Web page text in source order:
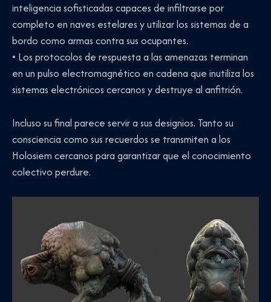
inteligencia sofisticadas capaces de infiltrarse por
completo en naves estelares y utilizar los sistemas de a
bordo como armas contra sus ocupantes.
• Los protocolos de respuesta a las amenazas terminan
en un pulso electromagnético en cadena que inutiliza los
sistemas electrónicos cercanos y destruye al anfitrión.
Incluso su final parece servir a sus designios. Tanto su
consciencia como sus recuerdos se transmiten a los
Holosiem cercanos para garantizar que el conocimiento
colectivo perdure.